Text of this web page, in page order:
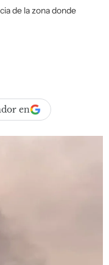
de la zona donde
en